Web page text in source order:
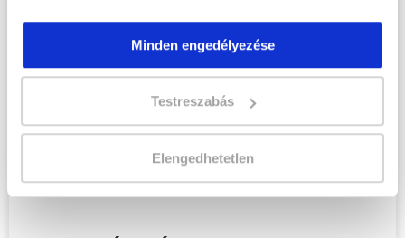
Minden engedélyezése
Testreszabás
Elengedhetetlen
MENTES tájékoztató
anyagunkat!
Kérjük, hogy a személyi
igazolványban szereplő
adatok alapján töltsd ki az
űrlapot!